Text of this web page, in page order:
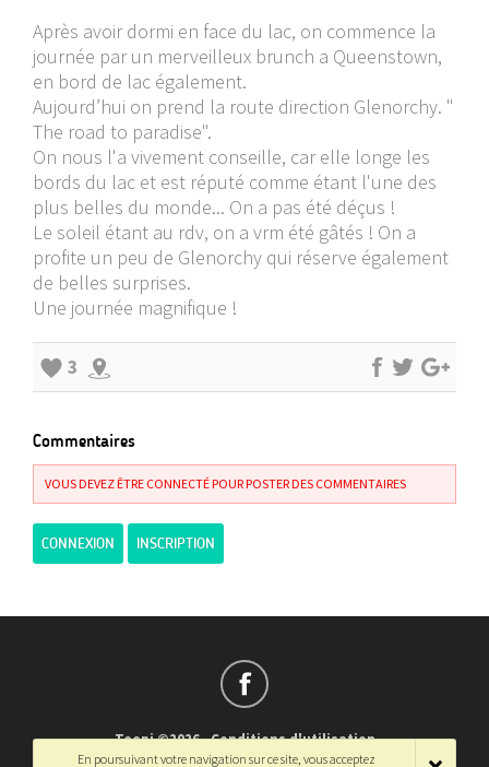
Après avoir dormi en face du lac, on commence la
journée par un merveilleux brunch a Queenstown,
en bord de lac également.
Aujourd’hui on prend la route direction Glenorchy. "
The road to paradise".
On nous l'a vivement conseille, car elle longe les
bords du lac et est réputé comme étant l'une des
plus belles du monde... On a pas été déçus !
Le soleil étant au rdv, on a vrm été gâtés ! On a
profite un peu de Glenorchy qui réserve également
de belles surprises.
Une journée magnifique !
3
Commentaires
VOUS DEVEZ ÊTRE CONNECTÉ POUR POSTER DES COMMENTAIRES
CONNEXION INSCRIPTION
Teepi ©2026-Conditions d'utilisation
En poursuivant votre navigation sur ce site, vous acceptez